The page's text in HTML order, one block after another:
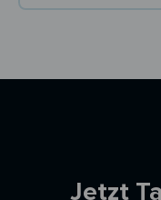
Jetzt